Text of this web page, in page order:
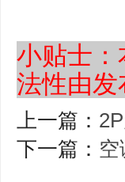
小贴士
法性由
上一篇：
下一篇：